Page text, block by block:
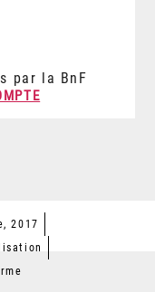
par la BnF
2017